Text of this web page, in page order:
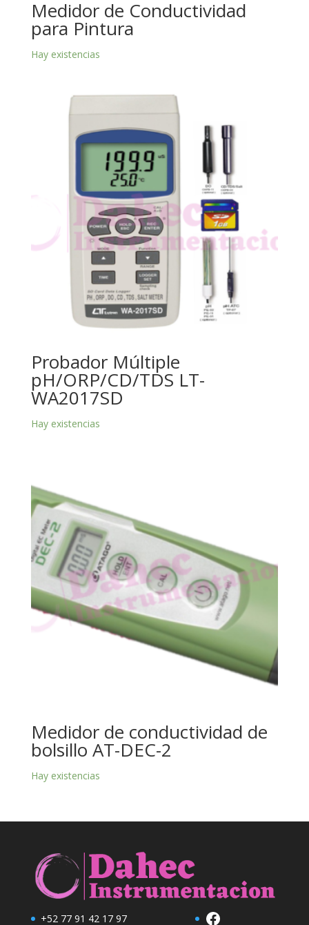
Medidor de Conductividad
para Pintura
Hay existencias
Probador Múltiple
pH/ORP/CD/TDS LT-
WA2017SD
Hay existencias
Medidor de conductividad de
bolsillo AT-DEC-2
Hay existencias
+52 77 91 42 17 97 Facebook